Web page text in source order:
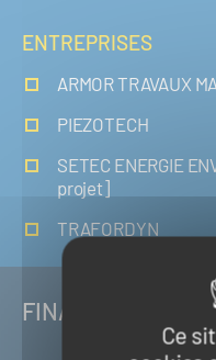
Ce
ENTREPRISES
ARMOR TRAVAUX
PIEZOTECH
SETEC ENERGIE
projet]
TRAFORDYN
FINANCEURS